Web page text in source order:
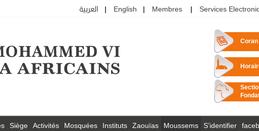
العربية English Membres Services
Siège Activités Mosquées Instituts Zaouïas Moussems S’identifier